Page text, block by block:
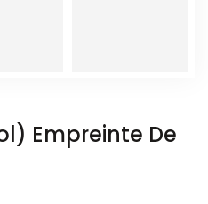
Empreinte De